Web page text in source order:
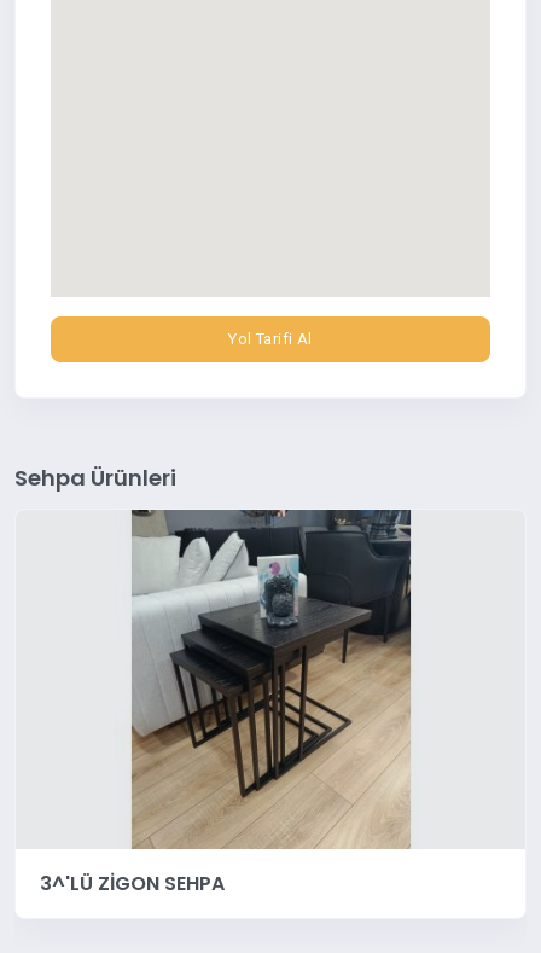
Yol Tarifi Al
Sehpa Ürünleri
3^'LÜ ZİGON SEHPA